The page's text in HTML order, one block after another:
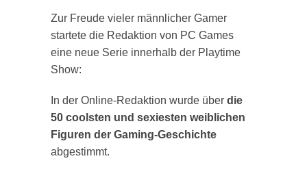
Zur Freude vieler männlicher Gamer
startete die Redaktion von PC Games
eine neue Serie innerhalb der Playtime
Show:
In der Online-Redaktion wurde über die
50 coolsten und sexiesten weiblichen
Figuren der Gaming-Geschichte
abgestimmt.